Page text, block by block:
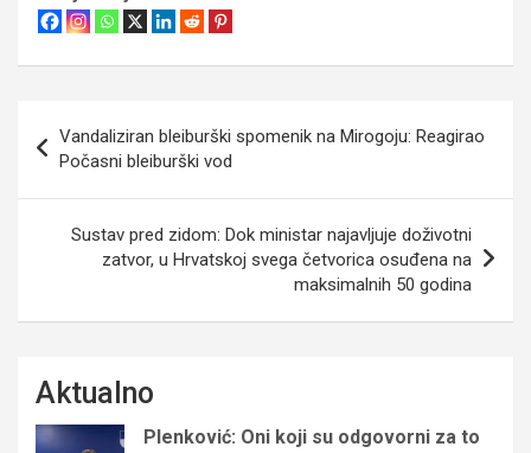
objava
Vandaliziran bleiburški spomenik na Mirogoju: Reagirao
Počasni bleiburški vod
Sustav pred zidom: Dok ministar najavljuje doživotni
zatvor, u Hrvatskoj svega četvorica osuđena na
maksimalnih 50 godina
Aktualno
Plenković: Oni koji su odgovorni za to